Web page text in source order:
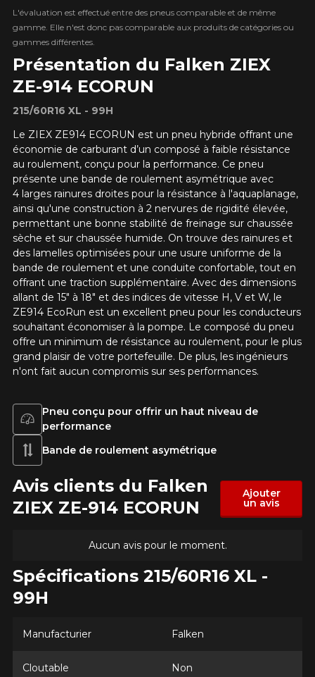
Présentation du Falken ZIEX
ZE-914 ECORUN
215/60R16 XL - 99H
Le ZIEX ZE914 ECORUN est un pneu hybride offrant une
économie de carburant d’un composé à faible résistance
au roulement, conçu pour la performance. Ce pneu
présente une bande de roulement asymétrique avec
4 larges rainures droites pour la résistance à l'aquaplanage,
ainsi qu'une construction à 2 nervures de rigidité élevée,
permettant une bonne stabilité de freinage sur chaussée
sèche et sur chaussée humide. On trouve des rainures et
des lamelles optimisées pour une usure uniforme de la
bande de roulement et une conduite confortable, tout en
offrant une traction supplémentaire. Avec des dimensions
allant de 15" à 18" et des indices de vitesse H, V et W, le
ZE914 EcoRun est un excellent pneu pour les conducteurs
souhaitant économiser à la pompe. Le composé du pneu
offre un minimum de résistance au roulement, pour le plus
grand plaisir de votre portefeuille. De plus, les ingénieurs
n'ont fait aucun compromis sur ses performances.
L'évaluation est effectué entre des pneus comparable et de même
gamme. Elle n'est donc pas comparable aux produits de catégories ou
gammes différentes.
Pneu conçu pour offrir un haut niveau de
performance
Bande de roulement asymétrique
Avis clients du Falken
ZIEX ZE-914 ECORUN
Ajouter
un avis
Aucun avis pour le moment.
Spécifications 215/60R16 XL -
99H
Manufacturier Falken
Cloutable Non
Courriel
Votre véhicule
Année
Marque
Modèle
Option
KM parcourus
Style de conduite
Condition de route
Votre avis
Note
VOICI LES DIMENSIONS POUR VOTRE VÉHICULE
Que magasinez-vous?
Malheureusement, aucun résultat ne
recherche n'est disponible en ligne
à la clientèle, qui se fera un plaisir de